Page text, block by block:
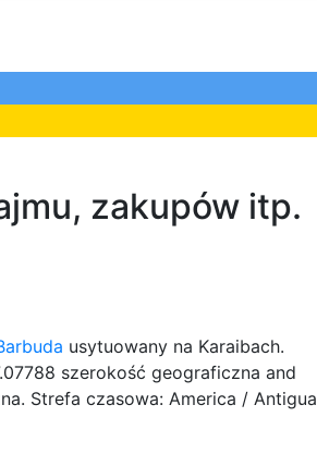
zakupów itp.
usytuowany na Karaibach.
szerokość geograficzna and
Strefa czasowa: America / Antigua